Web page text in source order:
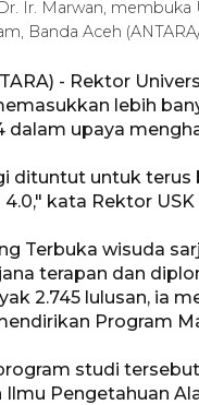
Ir. Marwan,
Banda Aceh
- Rektor
lebih
dalam upaya
dituntut untuk terus
kata Rektor
Terbuka wisuda
terapan dan
2.745 lulusan, ia
Program
studi
Pengetahuan